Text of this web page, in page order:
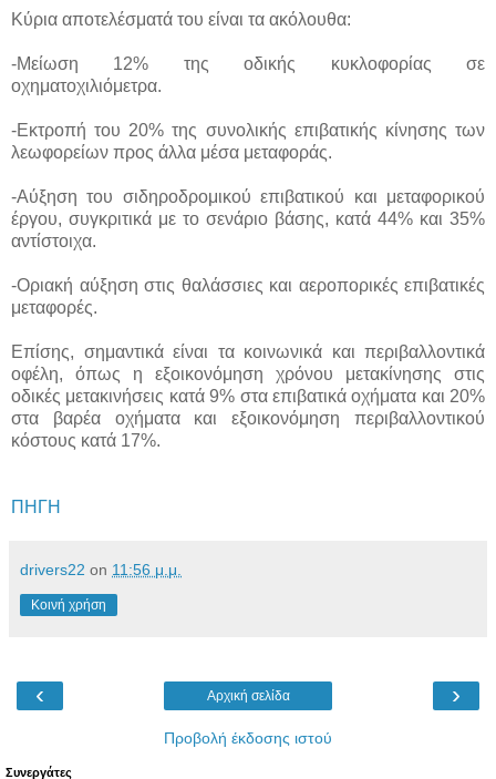
Κύρια αποτελέσματά του είναι τα ακόλουθα:
-Μείωση 12% της οδικής κυκλοφορίας σε
οχηματοχιλιόμετρα.
-Εκτροπή του 20% της συνολικής επιβατικής κίνησης των
λεωφορείων προς άλλα μέσα μεταφοράς.
-Αύξηση του σιδηροδρομικού επιβατικού και μεταφορικού
έργου, συγκριτικά με το σενάριο βάσης, κατά 44% και 35%
αντίστοιχα.
-Οριακή αύξηση στις θαλάσσιες και αεροπορικές επιβατικές
μεταφορές.
Επίσης, σημαντικά είναι τα κοινωνικά και περιβαλλοντικά
οφέλη, όπως η εξοικονόμηση χρόνου μετακίνησης στις
οδικές μετακινήσεις κατά 9% στα επιβατικά οχήματα και 20%
στα βαρέα οχήματα και εξοικονόμηση περιβαλλοντικού
κόστους κατά 17%.
ΠΗΓΗ
drivers22 on 11:56 μ.μ.
Κοινή χρήση
‹ ›
Αρχική σελίδα
Προβολή έκδοσης ιστού
Συνεργάτες